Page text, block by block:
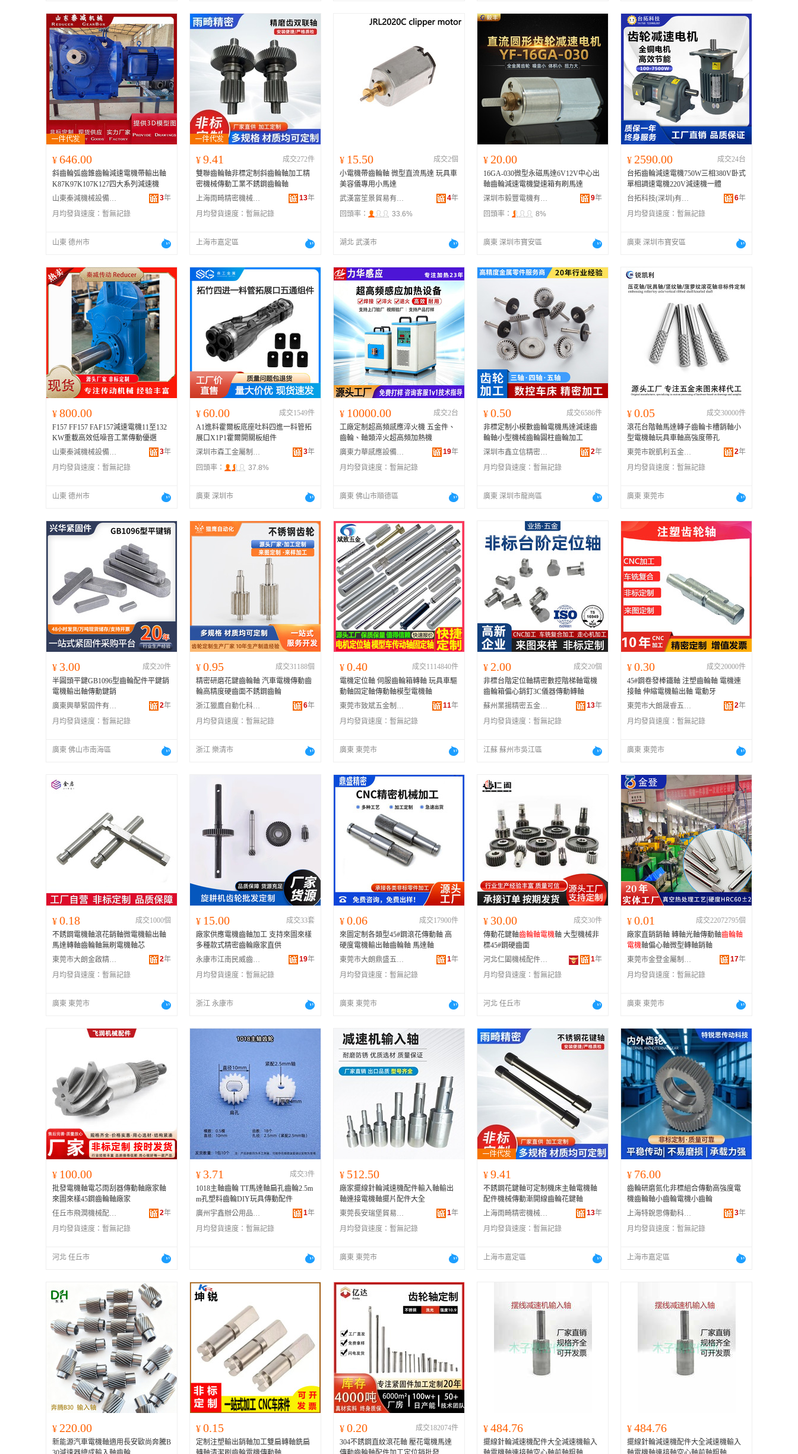
¥ 646.00
斜齒輪弧齒錐齒輪減速電機帶輸出軸
K87K97K107K127四大系列減速機
山東秦減機械設備有限公司
3年
月均發貨速度： 暫無記錄
山東 德州市
¥ 9.41
成交272件
雙聯齒輪軸非標定制斜齒輪軸加工精
密機械傳動工業不銹鋼齒輪軸
上海雨畸精密機械有限公司
13年
月均發貨速度： 暫無記錄
上海市嘉定區
¥ 15.50
成交2個
小電機帶齒輪軸 微型直流馬達 玩具車
美容儀專用小馬達
武漢富笙景貿易有限公司
4年
回頭率：
33.6%
湖北 武漢市
¥ 20.00
16GA-030微型永磁馬達6V12V中心出
軸齒輪減速電機變速箱有刷馬達
深圳市毅豐電機有限公司
9年
回頭率：
8%
廣東 深圳市寶安區
¥ 2590.00
成交24台
台拓齒輪減速電機750W三相380V卧式
單相調速電機220V減速機一體
台拓科技(深圳)有限公司
6年
月均發貨速度： 暫無記錄
廣東 深圳市寶安區
¥ 800.00
F157 FF157 FAF157減速電機11至132
KW重載高效低噪音工業傳動優選
山東秦減機械設備有限公司
3年
月均發貨速度： 暫無記錄
山東 德州市
¥ 60.00
成交1549件
A1進料霍爾板底座吐料四進一料管拓
展口X1P1霍爾開關板組件
深圳市森工金屬制品有限公司
3年
回頭率：
37.8%
廣東 深圳市
¥ 10000.00
成交2台
工廠定制超高頻感應淬火機 五金件、
齒輪、軸類淬火超高頻加熱機
廣東力華感應設備有限公司
19年
月均發貨速度： 暫無記錄
廣東 佛山市順德區
¥ 0.50
成交6586件
非標定制小模數齒輪電機馬達減速齒
輪軸小型機械齒輪圓柱齒輪加工
深圳市鑫立信精密金屬有限公司
2年
月均發貨速度： 暫無記錄
廣東 深圳市龍崗區
¥ 0.05
成交30000件
滾花台階軸馬達轉子齒輪卡槽銷軸小
型電機軸玩具車軸高強度帶孔
東莞市銳凱利五金制品有限公司
2年
月均發貨速度： 暫無記錄
廣東 東莞市
¥ 3.00
成交20件
半圓頭平鍵GB1096型齒輪配件平鍵銷
電機輸出軸傳動鍵銷
廣東興華緊固件有限公司
2年
月均發貨速度： 暫無記錄
廣東 佛山市南海區
¥ 0.95
成交31188個
精密研磨花鍵齒輪軸 汽車電機傳動齒
輪高精度硬齒面不銹鋼齒輪
浙江獵鷹自動化科技有限公司
6年
月均發貨速度： 暫無記錄
浙江 樂清市
¥ 0.40
成交1114840件
電機定位軸 伺服齒輪箱轉軸 玩具車驅
動軸固定軸傳動軸模型電機軸
東莞市致斌五金制品有限公司
11年
月均發貨速度： 暫無記錄
廣東 東莞市
¥ 2.00
成交20個
非標台階定位軸精密數控階梯軸電機
齒輪箱偏心銷釘3C儀器傳動轉軸
蘇州業揚精密五金有限公司
13年
月均發貨速度： 暫無記錄
江蘇 蘇州市吳江區
¥ 0.30
成交20000件
45#鋼卷發棒鐵軸 注塑齒輪軸 電機連
接軸 伸縮電機輸出軸 電動牙
東莞市大朗晟睿五金制品廠
2年
月均發貨速度： 暫無記錄
廣東 東莞市
¥ 0.18
成交1000個
不銹鋼電機軸滾花銷軸微電機輸出軸
馬達轉軸齒輪軸無刷電機軸芯
東莞市大朗金啟精密五金制品廠
2年
月均發貨速度： 暫無記錄
廣東 東莞市
¥ 15.00
成交33套
廠家供應電機齒軸加工 支持來圖來樣
多種款式精密齒輪廠家直供
永康市江南民威齒輪廠
19年
月均發貨速度： 暫無記錄
浙江 永康市
¥ 0.06
成交17900件
來圖定制各類型45#鋼滾花傳動軸 高
硬度電機輸出軸齒輪軸 馬達軸
東莞市大朗鼎盛五金制品廠
1年
月均發貨速度： 暫無記錄
廣東 東莞市
¥ 30.00
成交30件
傳動花鍵軸齒輪軸電機軸 大型機械非
標45#鋼硬齒面
河北仁闔機械配件有限公司
1年
月均發貨速度： 暫無記錄
河北 任丘市
¥ 0.01
成交22072795個
廠家直銷銷軸 轉軸光軸傳動軸齒輪軸
電機軸偏心軸微型轉軸銷軸
東莞市金登金屬制品有限公司
17年
月均發貨速度： 暫無記錄
廣東 東莞市
¥ 100.00
批發電機軸電芯雨刮器傳動軸廠家軸
來圖來樣45鋼齒輪軸廠家
任丘市飛潤機械配件有限公司
2年
月均發貨速度： 暫無記錄
河北 任丘市
¥ 3.71
成交3件
1018主軸齒輪 TT馬達軸扁孔齒輪2.5m
m孔塑料齒輪DIY玩具傳動配件
廣州宇鑫辦公用品有限公司
1年
月均發貨速度： 暫無記錄
¥ 512.50
廠家擺線針輪減速機配件輸入軸輸出
軸連接電機軸擺片配件大全
東莞長安瑞堡貿易有限公司
1年
月均發貨速度： 暫無記錄
廣東 東莞市
¥ 9.41
不銹鋼花鍵軸可定制機床主軸電機軸
配件機械傳動漸開線齒輪花鍵軸
上海雨畸精密機械有限公司
13年
月均發貨速度： 暫無記錄
上海市嘉定區
¥ 76.00
齒輪研磨氮化非標組合傳動高強度電
機齒輪軸小齒輪電機小齒輪
上海特銳思傳動科技有限公司
3年
月均發貨速度： 暫無記錄
上海市嘉定區
¥ 220.00
新能源汽車電機軸適用長安歐尚奔騰B
¥ 0.15
定制注塑輸出銷軸加工雙扁轉軸銑扁
¥ 0.20
成交182074件
304不銹鋼直紋滾花軸 壓花電機馬達
¥ 484.76
擺線針輪減速機配件大全減速機輸入
¥ 484.76
擺線針輪減速機配件大全減速機輸入